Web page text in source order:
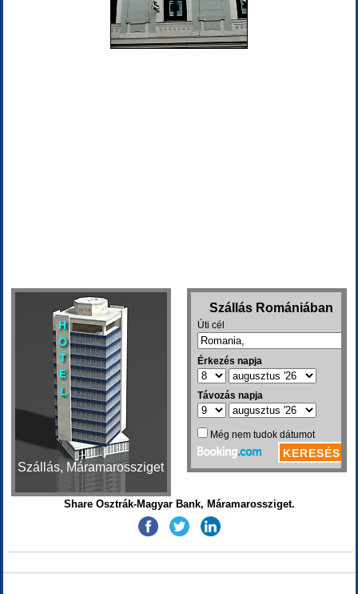
Szállás, Máramarossziget
Share Osztrák-Magyar Bank, Máramarossziget.